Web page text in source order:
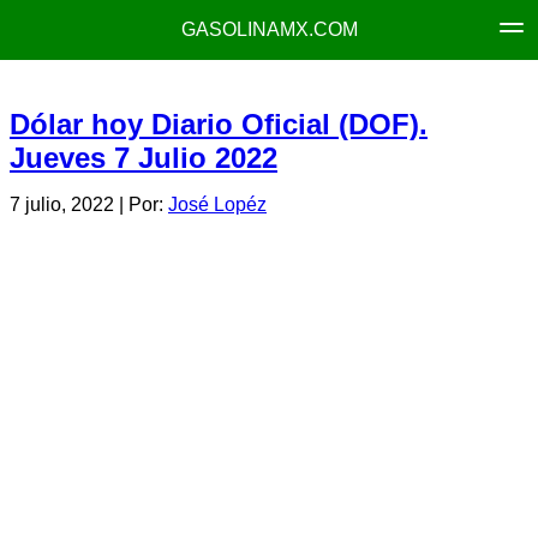
GASOLINAMX.COM
Dólar hoy Diario Oficial (DOF).
Jueves 7 Julio 2022
7 julio, 2022 | Por: José Lopéz